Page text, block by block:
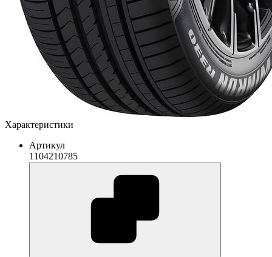
Характеристики
Артикул
1104210785